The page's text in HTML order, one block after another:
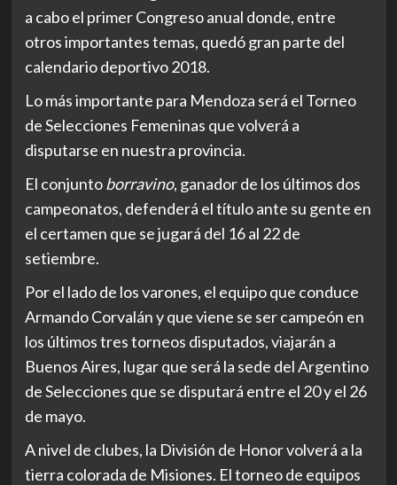
a cabo el primer Congreso anual donde, entre
otros importantes temas, quedó gran parte del
calendario deportivo 2018.
Lo más importante para Mendoza será el Torneo
de Selecciones Femeninas que volverá a
disputarse en nuestra provincia.
El conjuntoborravino, ganador de los últimos dos
campeonatos, defenderá el título ante su gente en
el certamen que se jugará del 16 al 22 de
setiembre.
Por el lado de los varones, el equipo que conduce
Armando Corvalán y que viene se ser campeón en
los últimos tres torneos disputados, viajarán a
Buenos Aires, lugar que será la sede del Argentino
de Selecciones que se disputará entre el 20 y el 26
de mayo.
A nivel de clubes, la División de Honor volverá a la
tierra colorada de Misiones. El torneo de equipos